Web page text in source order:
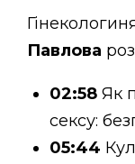
Павлова
02:58 Як
сексу:
05:44